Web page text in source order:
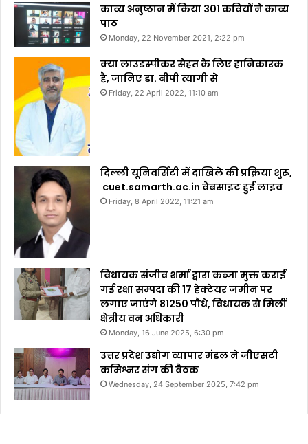
काव्य अनुष्ठान में किया 301 कवियों ने काव्य
पाठ
Monday, 22 November 2021, 2:22 pm
क्या लाउडस्पीकर सेहत के लिए हानिकारक
है, जानिए डा. बीपी त्यागी से
Friday, 22 April 2022, 11:10 am
दिल्ली यूनिवर्सिटी में दाखिले की प्रक्रिया शुरू,
cuet.samarth.ac.in वेबसाइट हुई लाइव
Friday, 8 April 2022, 11:21 am
विधायक संजीव शर्मा द्वारा कब्जा मुक्त कराई
गई रक्षा सम्पदा की 17 हेक्टेयर जमीन पर
लगाए जाएंगे 81250 पौधे, विधायक से मिलीं
क्षेत्रीय वन अधिकारी
Monday, 16 June 2025, 6:30 pm
उत्तर प्रदेश उद्योग व्यापार मंडल ने जीएसटी
कमिश्नर संग की बैठक
Wednesday, 24 September 2025, 7:42 pm